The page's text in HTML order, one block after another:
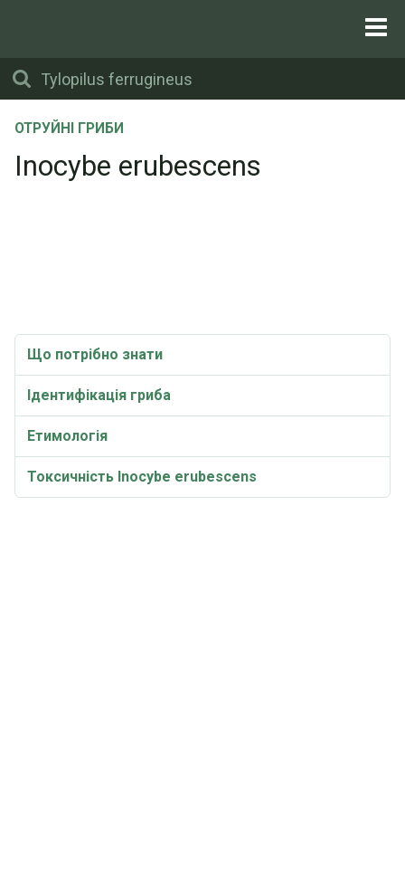
ОТРУЙНІ ГРИБИ
Inocybe erubescens
Що потрібно знати
Ідентифікація гриба
Етимологія
Токсичність Inocybe erubescens